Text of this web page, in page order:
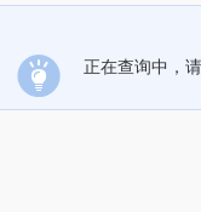
正在查询中，